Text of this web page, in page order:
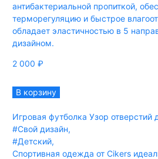
антибактериальной пропиткой,
терморегуляцию и быстрое
обладает эластичностью в 5
дизайном.
2 000 ₽
В корзину
Игровая футболка Узор отверстий
#Свой дизайн,
#Детский,
Спортивная одежда от Cikers